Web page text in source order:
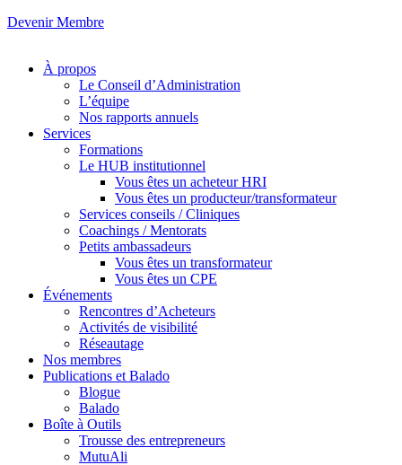
Devenir Membre
À propos
Le Conseil d’Administration
L’équipe
Nos rapports annuels
Services
Formations
Le HUB institutionnel
Vous êtes un acheteur HRI
Vous êtes un producteur/transformateur
Services conseils / Cliniques
Coachings / Mentorats
Petits ambassadeurs
Vous êtes un transformateur
Vous êtes un CPE
Événements
Rencontres d’Acheteurs
Activités de visibilité
Réseautage
Nos membres
Publications et Balado
Blogue
Balado
Boîte à Outils
Trousse des entrepreneurs
MutuAli